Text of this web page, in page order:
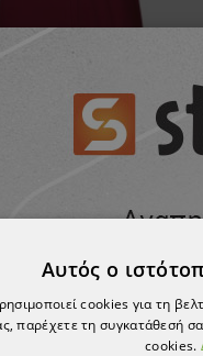
Γυναικείο
6,20 €
Αυτός ο
cookies για τη
παρέχετε τη συγκατάθεσή
cookies.